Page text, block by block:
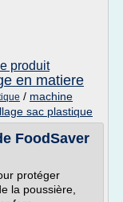
produit
en matiere
/ machine
sac plastique
FoodSaver
protéger
la poussière,